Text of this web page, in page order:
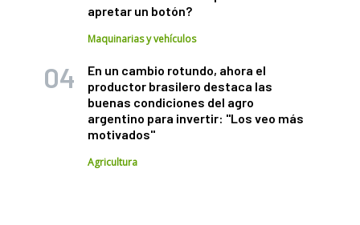
apretar un botón?
Maquinarias y vehículos
En un cambio rotundo, ahora el
productor brasilero destaca las
buenas condiciones del agro
argentino para invertir: "Los veo más
motivados"
Agricultura